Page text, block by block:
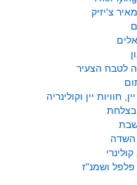
צ'יזיק
לטבח הצעיר
חוויות יין וקולינריה
שבת
ושמנ"ז